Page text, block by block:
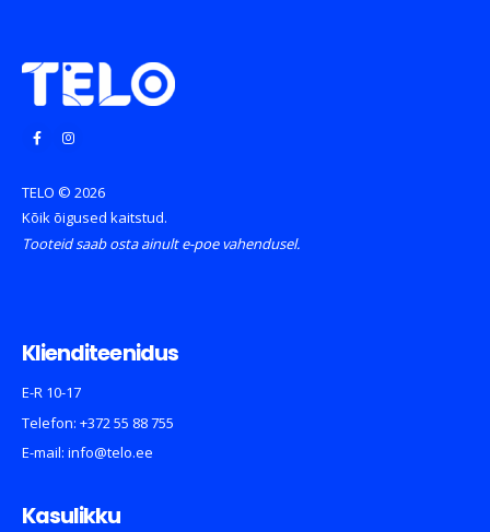
TELO © 2026
Kõik õigused kaitstud.
Tooteid saab osta ainult e-poe vahendusel.
Klienditeenidus
E-R 10-17
Telefon: +372 55 88 755
E-mail: info@telo.ee
Kasulikku